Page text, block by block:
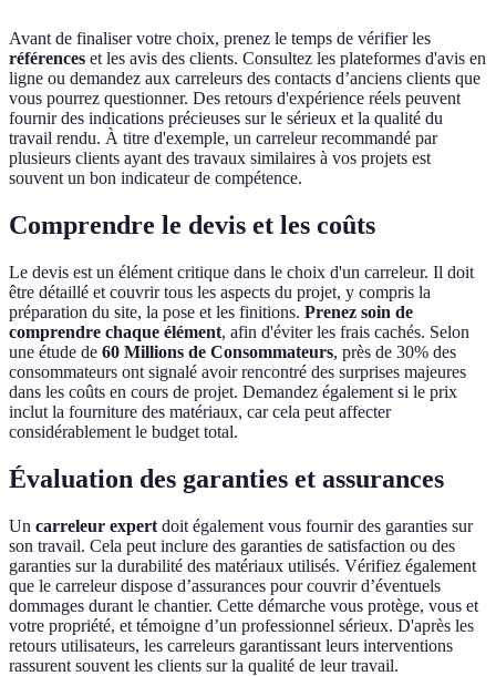
Avant de finaliser votre choix, prenez le temps de vérifier les
références et les avis des clients. Consultez les plateformes d'avis en
ligne ou demandez aux carreleurs des contacts d’anciens clients que
vous pourrez questionner. Des retours d'expérience réels peuvent
fournir des indications précieuses sur le sérieux et la qualité du
travail rendu. À titre d'exemple, un carreleur recommandé par
plusieurs clients ayant des travaux similaires à vos projets est
souvent un bon indicateur de compétence.
Comprendre le devis et les coûts
Le devis est un élément critique dans le choix d'un carreleur. Il doit
être détaillé et couvrir tous les aspects du projet, y compris la
préparation du site, la pose et les finitions. Prenez soin de
comprendre chaque élément, afin d'éviter les frais cachés. Selon
une étude de 60 Millions de Consommateurs, près de 30% des
consommateurs ont signalé avoir rencontré des surprises majeures
dans les coûts en cours de projet. Demandez également si le prix
inclut la fourniture des matériaux, car cela peut affecter
considérablement le budget total.
Évaluation des garanties et assurances
Un carreleur expert doit également vous fournir des garanties sur
son travail. Cela peut inclure des garanties de satisfaction ou des
garanties sur la durabilité des matériaux utilisés. Vérifiez également
que le carreleur dispose d’assurances pour couvrir d’éventuels
dommages durant le chantier. Cette démarche vous protège, vous et
votre propriété, et témoigne d’un professionnel sérieux. D'après les
retours utilisateurs, les carreleurs garantissant leurs interventions
rassurent souvent les clients sur la qualité de leur travail.